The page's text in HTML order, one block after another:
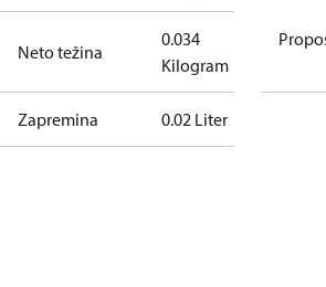
Neto težina
0.034
Kilogram
Zapremina 0.02 Liter